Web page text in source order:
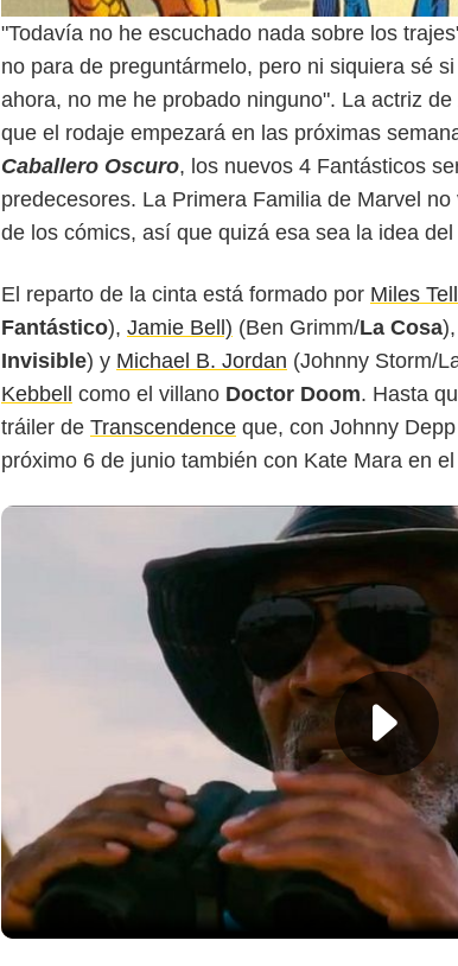
"Todavía no he escuchado nada sobre los
no para de preguntármelo, pero ni siquiera sé
ahora, no me he probado ninguno". La actriz de
que el rodaje empezará en las próximas
Caballero Oscuro, los nuevos 4 Fantásticos
predecesores. La Primera Familia de Marvel
de los cómics, así que quizá esa sea la idea
El reparto de la cinta está formado por Miles
Fantástico), Jamie Bell) (Ben Grimm/La Cosa
Invisible) y Michael B. Jordan (Johnny Storm/
Kebbell como el villano Doctor Doom. Hasta
tráiler de Transcendence que, con Johnny
próximo 6 de junio también con Kate Mara en